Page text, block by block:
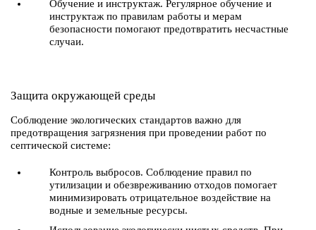
Обучение и инструктаж. Регулярное обучение и
инструктаж по правилам работы и мерам
безопасности помогают предотвратить несчастные
случаи.
Защита окружающей среды
Соблюдение экологических стандартов важно для
предотвращения загрязнения при проведении работ по
септической системе:
Контроль выбросов. Соблюдение правил по
утилизации и обезвреживанию отходов помогает
минимизировать отрицательное воздействие на
водные и земельные ресурсы.